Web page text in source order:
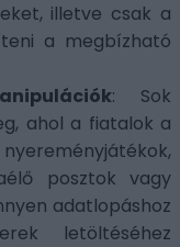
illetve csak a
a megbízható
: Sok
ahol a fiatalok a
posztok vagy
adatlopáshoz
letöltéséhez